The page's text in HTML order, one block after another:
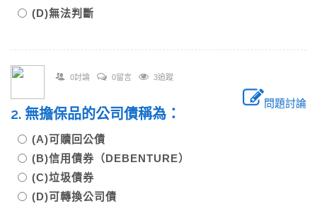
(D)無法判斷
0討論 0留言 3追蹤
問題討論
2. 無擔保品的公司債稱為：
(A)可贖回公債
(B)信用債券（DEBENTURE）
(C)垃圾債券
(D)可轉換公司債